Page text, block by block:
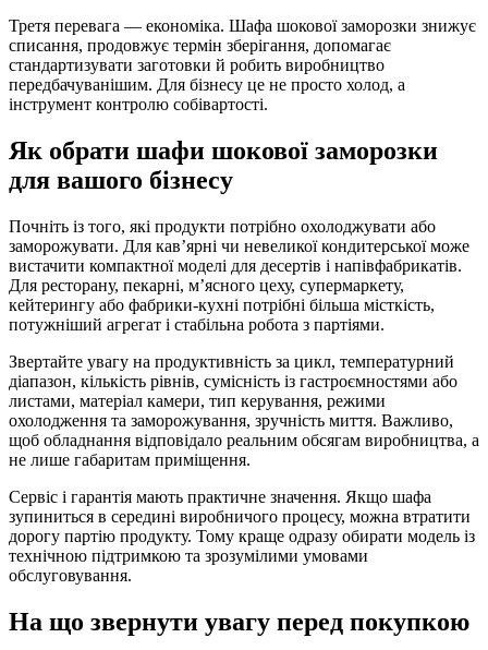
Третя перевага — економіка. Шафа шокової заморозки знижує
списання, продовжує термін зберігання, допомагає
стандартизувати заготовки й робить виробництво
передбачуванішим. Для бізнесу це не просто холод, а
інструмент контролю собівартості.
Як обрати шафи шокової заморозки
для вашого бізнесу
Почніть із того, які продукти потрібно охолоджувати або
заморожувати. Для кав’ярні чи невеликої кондитерської може
вистачити компактної моделі для десертів і напівфабрикатів.
Для ресторану, пекарні, м’ясного цеху, супермаркету,
кейтерингу або фабрики-кухні потрібні більша місткість,
потужніший агрегат і стабільна робота з партіями.
Звертайте увагу на продуктивність за цикл, температурний
діапазон, кількість рівнів, сумісність із гастроємностями або
листами, матеріал камери, тип керування, режими
охолодження та заморожування, зручність миття. Важливо,
щоб обладнання відповідало реальним обсягам виробництва, а
не лише габаритам приміщення.
Сервіс і гарантія мають практичне значення. Якщо шафа
зупиниться в середині виробничого процесу, можна втратити
дорогу партію продукту. Тому краще одразу обирати модель із
технічною підтримкою та зрозумілими умовами
обслуговування.
На що звернути увагу перед покупкою